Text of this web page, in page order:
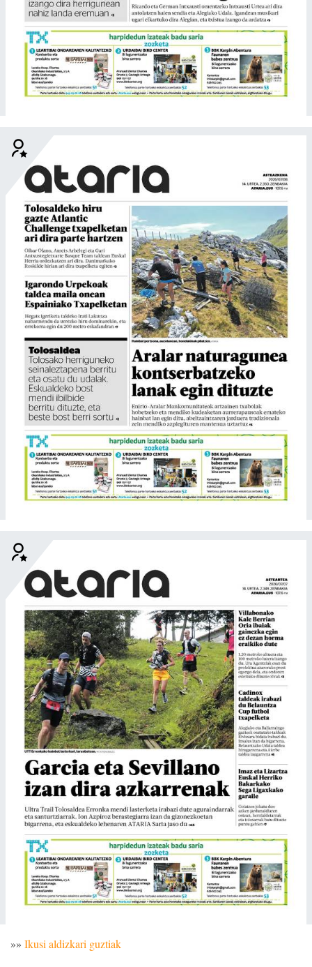
»» Ikusi aldizkari guztiak